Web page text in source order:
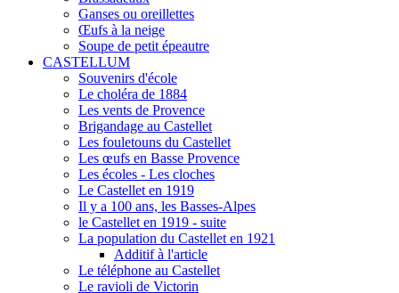
Ganses ou oreillettes
Œufs à la neige
Soupe de petit épeautre
CASTELLUM
Souvenirs d'école
Le choléra de 1884
Les vents de Provence
Brigandage au Castellet
Les fouletouns du Castellet
Les œufs en Basse Provence
Les écoles - Les cloches
Le Castellet en 1919
Il y a 100 ans, les Basses-Alpes
le Castellet en 1919 - suite
La population du Castellet en 1921
Additif à l'article
Le téléphone au Castellet
Le ravioli de Victorin